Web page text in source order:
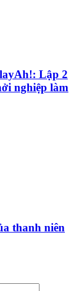
Lập 2
nghiệp làm
thanh niên